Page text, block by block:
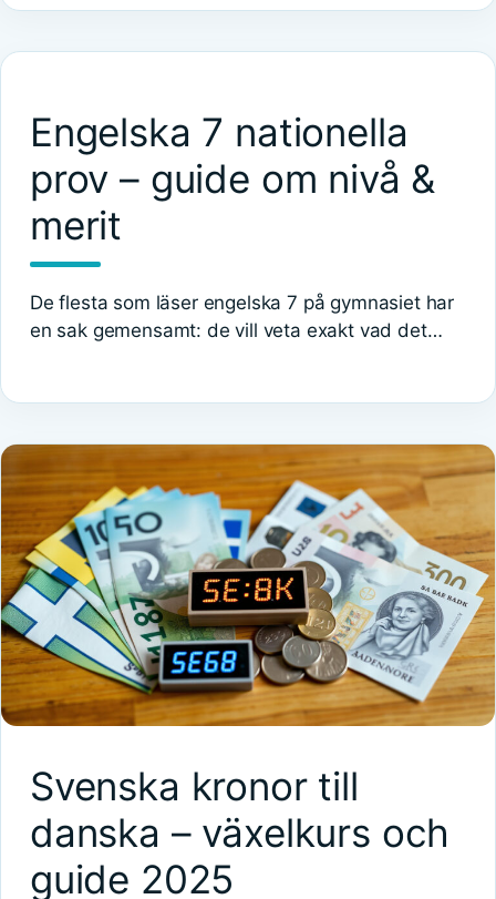
Engelska 7 nationella
prov – guide om nivå &
merit
De flesta som läser engelska 7 på gymnasiet har
en sak gemensamt: de vill veta exakt vad det…
Svenska kronor till
danska – växelkurs och
guide 2025